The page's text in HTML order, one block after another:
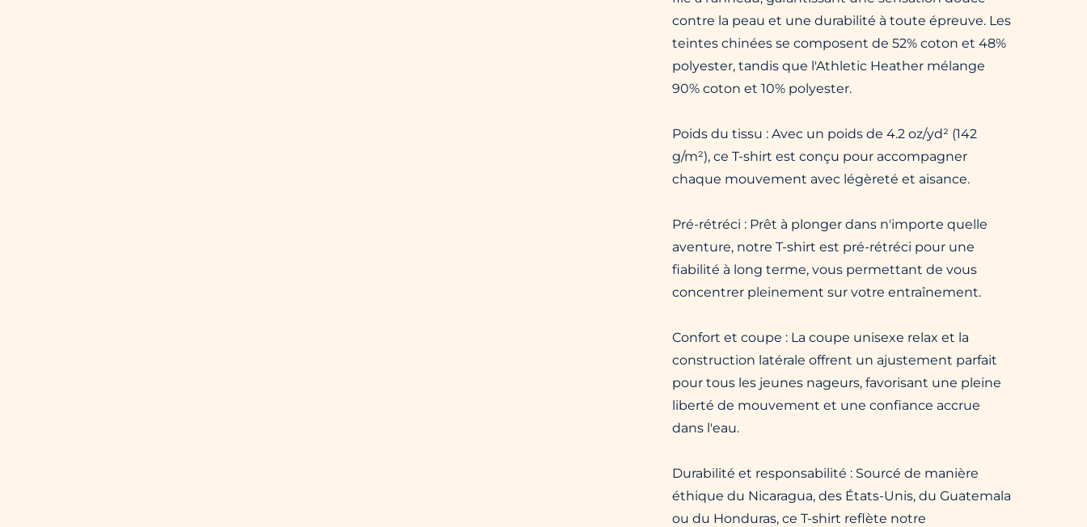
contre la peau et une durabilité à toute épreuve. Les
teintes chinées se composent de 52% coton et 48%
polyester, tandis que l'Athletic Heather mélange
90% coton et 10% polyester.
Poids du tissu : Avec un poids de 4.2 oz/yd² (142
g/m²), ce T-shirt est conçu pour accompagner
chaque mouvement avec légèreté et aisance.
Pré-rétréci : Prêt à plonger dans n'importe quelle
aventure, notre T-shirt est pré-rétréci pour une
fiabilité à long terme, vous permettant de vous
concentrer pleinement sur votre entraînement.
Confort et coupe : La coupe unisexe relax et la
construction latérale offrent un ajustement parfait
pour tous les jeunes nageurs, favorisant une pleine
liberté de mouvement et une confiance accrue
dans l'eau.
Durabilité et responsabilité : Sourcé de manière
éthique du Nicaragua, des États-Unis, du Guatemala
ou du Honduras, ce T-shirt reflète notre